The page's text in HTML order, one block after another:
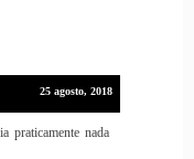
25 agosto, 2018
praticamente nada